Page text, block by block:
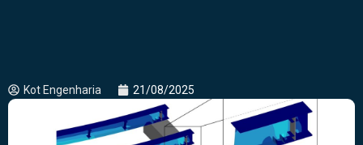
Kot Engenharia 21/08/2025